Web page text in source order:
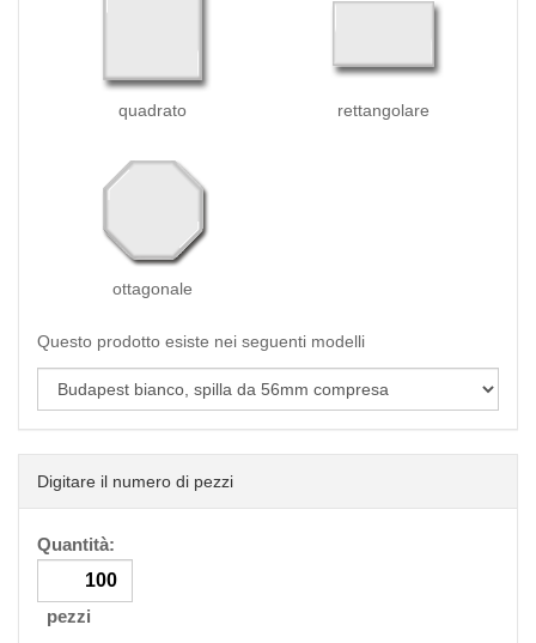
quadrato rettangolare
ottagonale
Questo prodotto esiste nei seguenti modelli
Digitare il numero di pezzi
Quantità:
pezzi